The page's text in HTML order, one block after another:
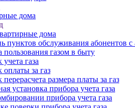
дома
дома
пунктов обслуживания абонентов
пользования газом в быту
газа
оплаты за газ
размера платы за газ
установка прибора учета газа
прибора учета газа